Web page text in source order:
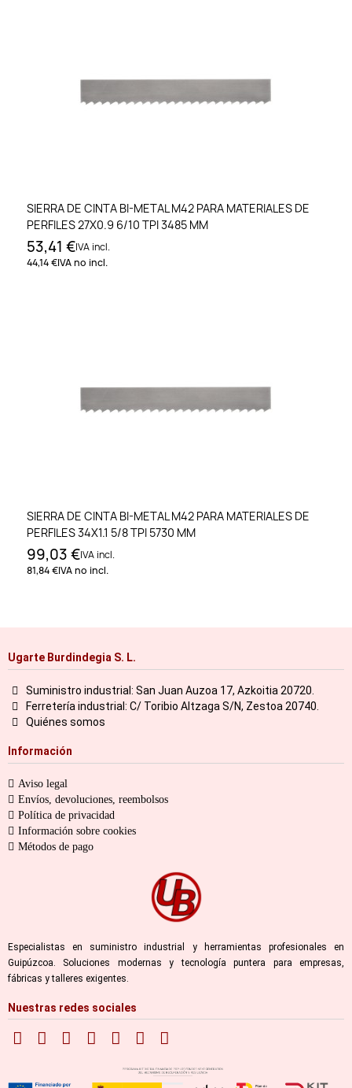
SIERRA DE CINTA BI-METAL M42 PARA MATERIALES DE
PERFILES 27X0.9 6/10 TPI 3485 MM
53,41 €IVA incl.
44,14 €IVA no incl.
SIERRA DE CINTA BI-METAL M42 PARA MATERIALES DE
PERFILES 34X1.1 5/8 TPI 5730 MM
99,03 €IVA incl.
81,84 €IVA no incl.
Ugarte Burdindegia S. L.
Suministro industrial: San Juan Auzoa 17, Azkoitia 20720.
Ferretería industrial: C/ Toribio Altzaga S/N, Zestoa 20740.
Quiénes somos
Información
Aviso legal
Envíos, devoluciones, reembolsos
Política de privacidad
Información sobre cookies
Métodos de pago
Especialistas en suministro industrial y herramientas profesionales en
Guipúzcoa. Soluciones modernas y tecnología puntera para empresas,
fábricas y talleres exigentes.
Nuestras redes sociales